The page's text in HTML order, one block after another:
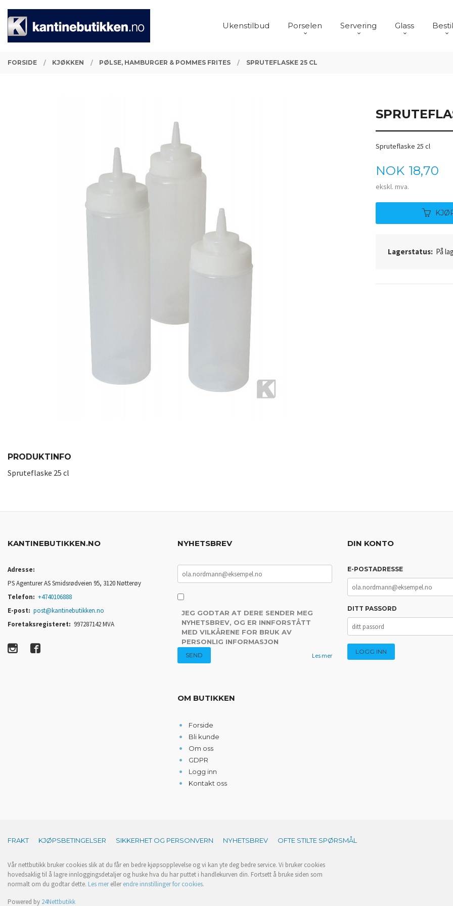
innholdet
PRODUKTER
Ukenstilbud Porselen Servering Glass
Lukk
FORSIDE KJØKKEN PØLSE, HAMBURGER & POMMES FRITES SPRUTEFLASKE 25 CL
Spruteflaske 25 cl
Pris
NOK 18,70
ekskl. mva.
Lagerstatus: På
PRODUKTINFO
Spruteflaske 25 cl
KANTINEBUTIKKEN.NO
Adresse:
PS Agenturer AS Smidsrødveien 95, 3120 Nøtterøy
Telefon: +4740106888
E-post: post@kantinebutikken.no
Foretaksregisteret: 997287142 MVA
NYHETSBREV
JEG GODTAR AT DERE SENDER MEG
NYHETSBREV, OG ER INNFORSTÅTT
MED VILKÅRENE FOR BRUK AV
PERSONLIG INFORMASJON
Les mer
OM BUTIKKEN
Forside
Bli kunde
Om oss
GDPR
Logg inn
Kontakt oss
DIN KONTO
E-POSTADRESSE
DITT PASSORD
FRAKT KJØPSBETINGELSER SIKKERHET OG PERSONVERN NYHETSBREV OFTE STILTE SPØRSMÅL
Vår nettbutikk bruker cookies slik at du får en bedre kjøpsopplevelse og vi kan yte deg bedre service. Vi bruker cookies
hovedsaklig til å lagre innloggingsdetaljer og huske hva du har puttet i handlekurven din. Fortsett å bruke siden som
normalt om du godtar dette. Les merellerendre innstillinger for cookies.
Powered by 24Nettbutikk